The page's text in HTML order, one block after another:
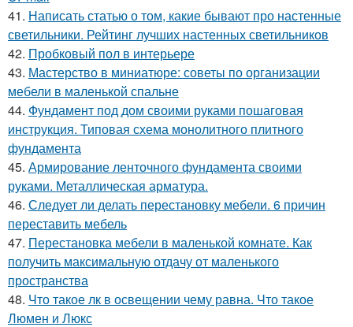
41. Написать статью о том, какие бывают про настенные
светильники. Рейтинг лучших настенных светильников
42. Пробковый пол в интерьере
43. Мастерство в миниатюре: советы по организации
мебели в маленькой спальне
44. Фундамент под дом своими руками пошаговая
инструкция. Типовая схема монолитного плитного
фундамента
45. Армирование ленточного фундамента своими
руками. Металлическая арматура.
46. Следует ли делать перестановку мебели. 6 причин
переставить мебель
47. Перестановка мебели в маленькой комнате. Как
получить максимальную отдачу от маленького
пространства
48. Что такое лк в освещении чему равна. Что такое
Люмен и Люкс